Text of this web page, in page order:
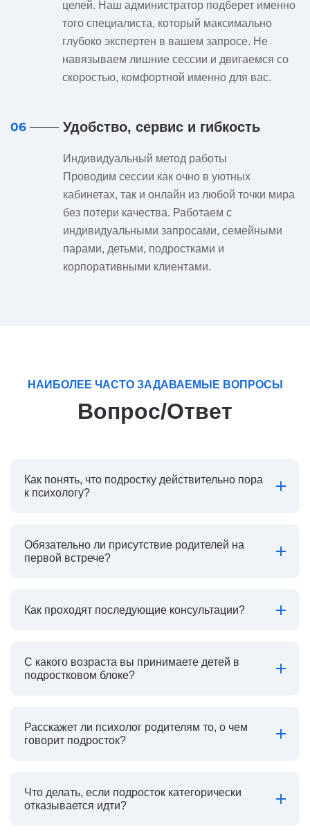
целей. Наш администратор подберет именно
того специалиста, который максимально
глубоко экспертен в вашем запросе. Не
навязываем лишние сессии и двигаемся со
скоростью, комфортной именно для вас.
06 Удобство, сервис и гибкость
Индивидуальный метод работы
Проводим сессии как очно в уютных
кабинетах, так и онлайн из любой точки мира
без потери качества. Работаем с
индивидуальными запросами, семейными
парами, детьми, подростками и
корпоративными клиентами.
НАИБОЛЕЕ ЧАСТО ЗАДАВАЕМЫЕ ВОПРОСЫ
Вопрос/Ответ
Как понять, что подростку действительно пора
к психологу?
Обязательно ли присутствие родителей на
первой встрече?
Как проходят последующие консультации?
С какого возраста вы принимаете детей в
подростковом блоке?
Расскажет ли психолог родителям то, о чем
говорит подросток?
Что делать, если подросток категорически
отказывается идти?